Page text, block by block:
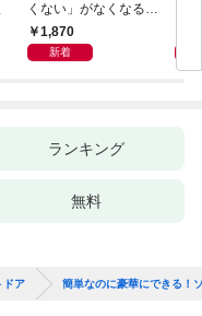
くない」がなくなる
らせん流 ゆるらく歩
き
1,870
新着
ランキング
無料
ドア 簡単なのに豪華にできる！